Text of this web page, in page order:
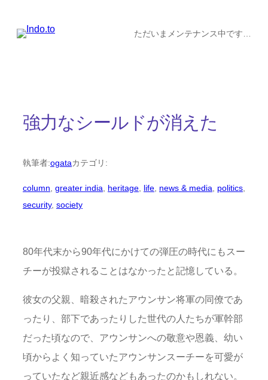
ただいまメンテナンス中です…
強力なシールドが消えた
執筆者:ogataカテゴリ:
column, greater india, heritage, life, news & media, politics
security, society
80年代末から90年代にかけての弾圧の時代にもスー
チーが投獄されることはなかったと記憶している。
彼女の父親、暗殺されたアウンサン将軍の同僚であ
ったり、部下であったりした世代の人たちが軍幹部
だった頃なので、アウンサンへの敬意や恩義、幼い
頃からよく知っていたアウンサンスーチーを可愛が
っていたなど親近感などもあったのかもしれない。